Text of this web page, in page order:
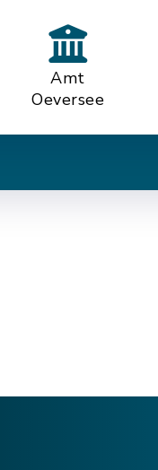
Amt
Oeversee